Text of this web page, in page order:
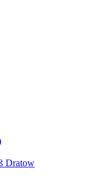
Dratow